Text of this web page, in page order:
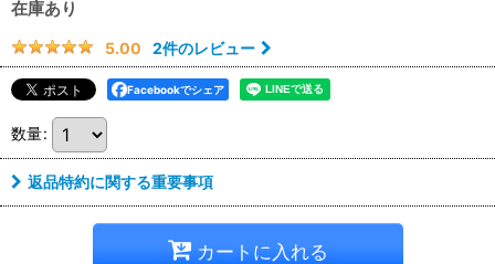
在庫あり
5.00 2件のレビュー
Facebookでシェア
数量:
返品特約に関する重要事項
カートに入れる